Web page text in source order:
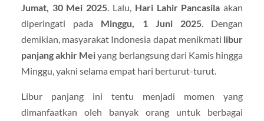
Jumat, 30 Mei 2025 . Lalu, Hari Lahir Pancasila akan
diperingati pada Minggu, 1 Juni 2025. Dengan
demikian, masyarakat Indonesia dapat menikmati libur
panjang akhir Meiyang berlangsung dari Kamis hingga
Minggu, yakni selama empat hari berturut-turut.
Libur panjang ini tentu menjadi momen yang
dimanfaatkan oleh banyak orang untuk berbagai